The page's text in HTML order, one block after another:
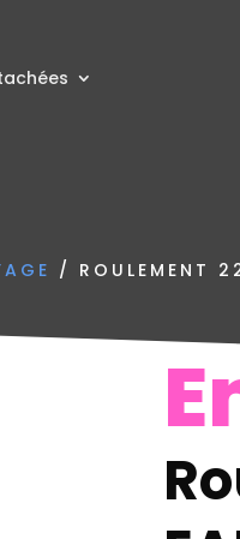
/ ROULEMENT